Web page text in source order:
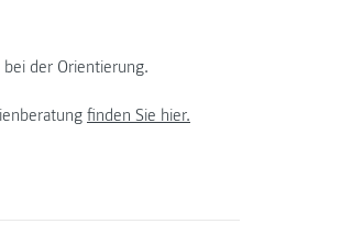
der Orientierung.
finden Sie hier.